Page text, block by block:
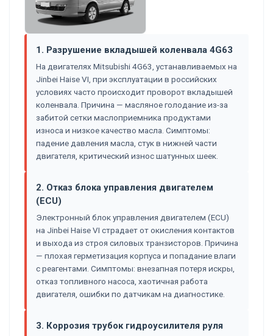
1. Разрушение вкладышей коленвала 4G63
На двигателях Mitsubishi 4G63, устанавливаемых на
Jinbei Haise VI, при эксплуатации в российских
условиях часто происходит проворот вкладышей
коленвала. Причина — масляное голодание из-за
забитой сетки маслоприемника продуктами
износа и низкое качество масла. Симптомы:
падение давления масла, стук в нижней части
двигателя, критический износ шатунных шеек.
2. Отказ блока управления двигателем
(ECU)
Электронный блок управления двигателем (ECU)
на Jinbei Haise VI страдает от окисления контактов
и выхода из строя силовых транзисторов. Причина
— плохая герметизация корпуса и попадание влаги
с реагентами. Симптомы: внезапная потеря искры,
отказ топливного насоса, хаотичная работа
двигателя, ошибки по датчикам на диагностике.
3. Коррозия трубок гидроусилителя руля